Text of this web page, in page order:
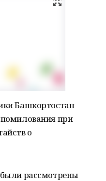
Башкортостан
при
о
рассмотрены